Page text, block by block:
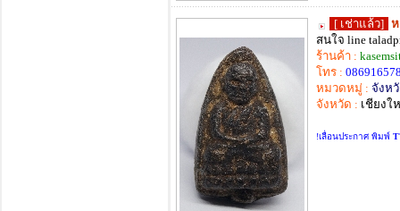
[ เช่าแล้ว]
สนใจ line
ร้านค้า :
โทร :
หมวดหมู่ : จังห
จังหวัด : เชียงใ
!เลื่อนประกาศ พิมพ์